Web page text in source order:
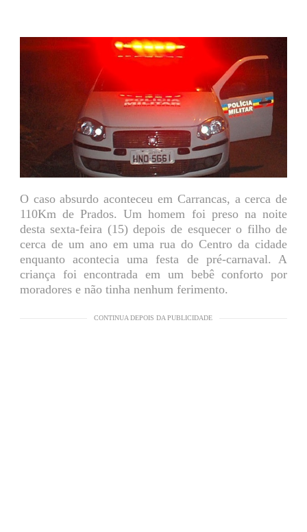
O caso absurdo aconteceu em Carrancas, a cerca de
110Km de Prados. Um homem foi preso na noite
desta sexta-feira (15) depois de esquecer o filho de
cerca de um ano em uma rua do Centro da cidade
enquanto acontecia uma festa de pré-carnaval. A
criança foi encontrada em um bebê conforto por
moradores e não tinha nenhum ferimento.
CONTINUA DEPOIS DA PUBLICIDADE